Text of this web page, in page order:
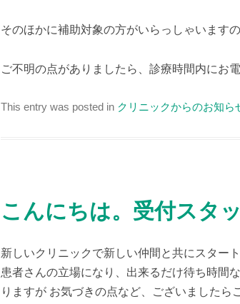
そのほかに補助対象の方がいらっしゃいます
ご不明の点がありましたら、診療時間内にお
This entry was posted in クリニックからのお知ら
こんにちは。受付スタ
新しいクリニックで新しい仲間と共にスター
患者さんの立場になり、出来るだけ待ち時間
りますが お気づきの点など、ございましたら